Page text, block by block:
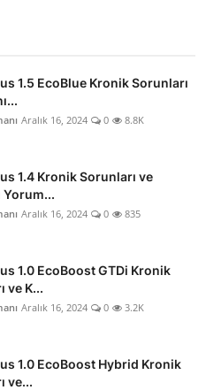
1.5 EcoBlue Kronik Sorunları
Aralık 16, 2024 0 8.8K
1.4 Kronik Sorunları ve
Yorum...
Aralık 16, 2024 0 835
1.0 EcoBoost GTDi Kronik
ve K...
Aralık 16, 2024 0 3.2K
1.0 EcoBoost Hybrid Kronik
ve...